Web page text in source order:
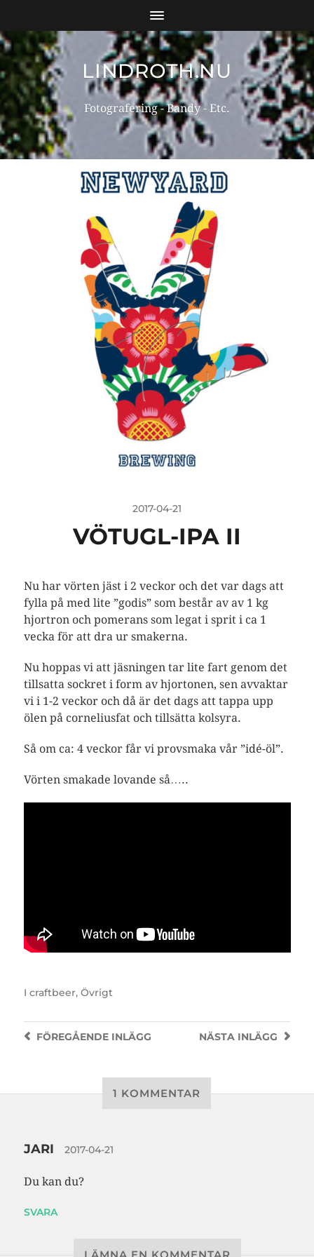
LINDROTH.NU
Fotografering - Bandy - Etc.
2017-04-21
VÖTUGL-IPA II
Nu har vörten jäst i 2 veckor och det var dags att
fylla på med lite ”godis” som består av av 1 kg
hjortron och pomerans som legat i sprit i ca 1
vecka för att dra ur smakerna.
Nu hoppas vi att jäsningen tar lite fart genom det
tillsatta sockret i form av hjortonen, sen avvaktar
vi i 1-2 veckor och då är det dags att tappa upp
ölen på corneliusfat och tillsätta kolsyra.
Så om ca: 4 veckor får vi provsmaka vår ”idé-öl”.
Vörten smakade lovande så…..
I craftbeer, Övrigt
NÄSTA INLÄGG
FÖREGÅENDEINLÄGG
1 KOMMENTAR
JARI 2017-04-21
Du kan du?
SVARA